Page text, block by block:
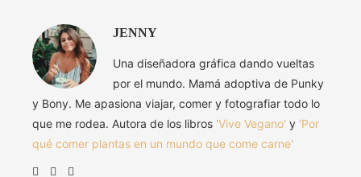
JENNY
Una diseñadora gráfica dando vueltas
por el mundo. Mamá adoptiva de Punky
y Bony. Me apasiona viajar, comer y fotografiar todo lo
que me rodea. Autora de los libros 'Vive Vegano' y 'Por
qué comer plantas en un mundo que come carne'